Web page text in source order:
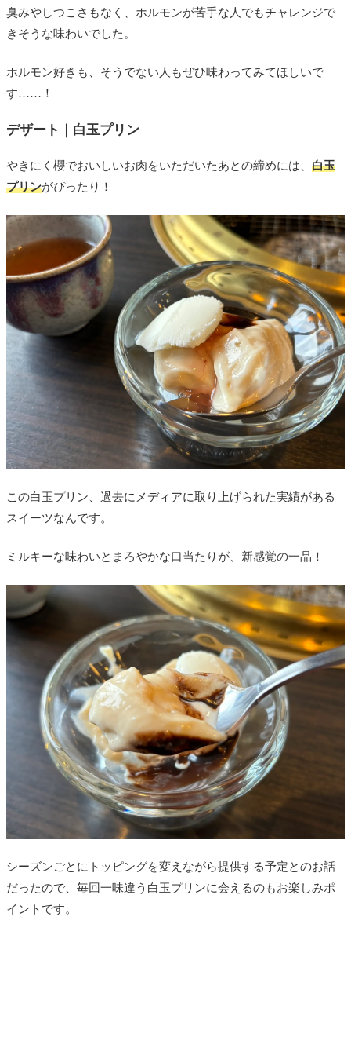
臭みやしつこさもなく、ホルモンが苦手な人でもチャレンジで
きそうな味わいでした。
ホルモン好きも、そうでない人もぜひ味わってみてほしいで
す……！
デザート｜白玉プリン
やきにく櫻でおいしいお肉をいただいたあとの締めには、 白玉
プリンがぴったり！
この白玉プリン、過去にメディアに取り上げられた実績がある
スイーツなんです。
ミルキーな味わいとまろやかな口当たりが、新感覚の一品！
シーズンごとにトッピングを変えながら提供する予定とのお話
だったので、毎回一味違う白玉プリンに会えるのもお楽しみポ
イントです。